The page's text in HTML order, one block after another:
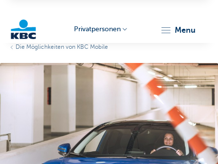
Particulieren
Privatpersonen menu
Die Möglichkeiten von KBC Mobile